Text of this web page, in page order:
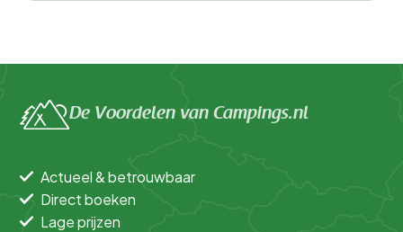
De Voordelen van Campings.nl
Actueel & betrouwbaar
Direct boeken
Lage prijzen